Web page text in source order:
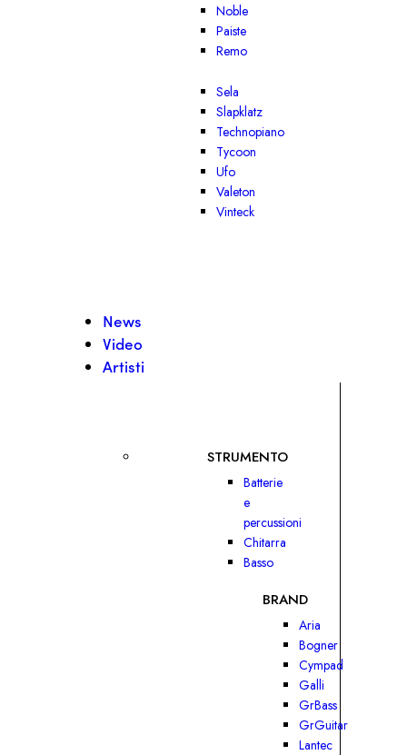
Noble
Paiste
Remo
Sela
Slapklatz
Technopiano
Tycoon
Ufo
Valeton
Vinteck
News
Video
Artisti
STRUMENTO
Batterie
e
percussioni
Chitarra
Basso
BRAND
Aria
Bogner
Cympad
Galli
GrBass
GrGuitar
Lantec